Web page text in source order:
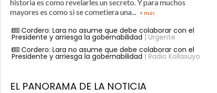
historia es como revelarles un secreto. Y para muchos
mayores es como si se cometiera una... + más
Cordero: Lara no asume que debe colaborar con el
Presidente y arriesga la gobernabilidad | Urgente
Cordero: Lara no asume que debe colaborar con el
Presidente y arriesga la gobernabilidad | Radio Kollasuyo
EL PANORAMA DE LA NOTICIA